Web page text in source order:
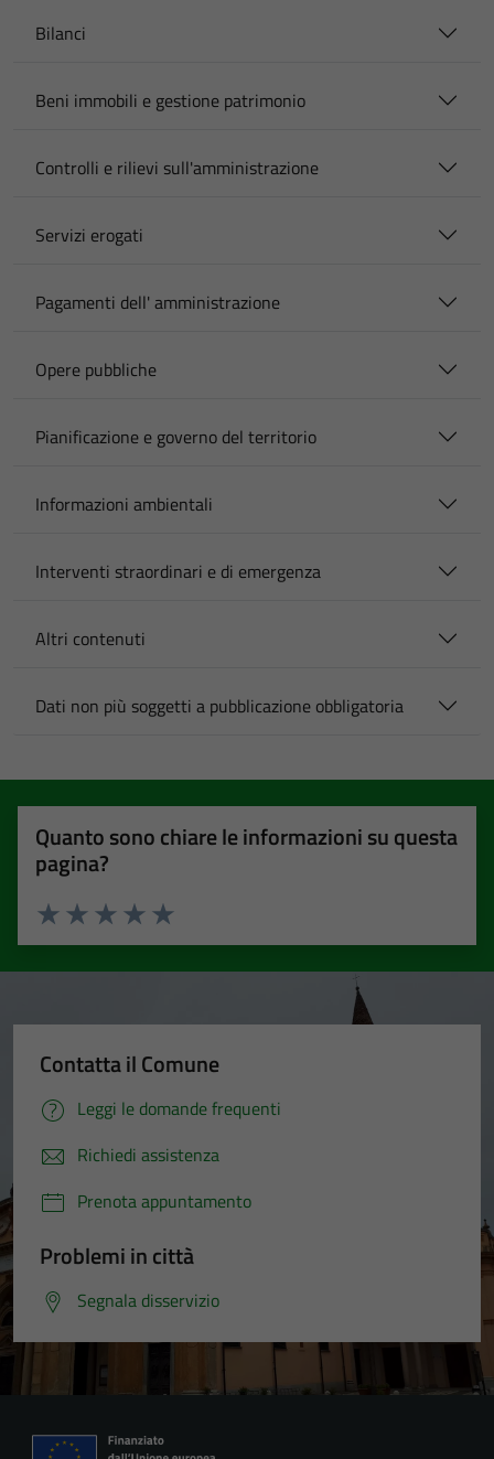
Bilanci
Beni immobili e gestione patrimonio
Controlli e rilievi sull'amministrazione
Servizi erogati
Pagamenti dell' amministrazione
Opere pubbliche
Pianificazione e governo del territorio
Informazioni ambientali
Interventi straordinari e di emergenza
Altri contenuti
Dati non più soggetti a pubblicazione obbligatoria
Quanto sono chiare le informazioni su questa
pagina?
Valuta 5 stelle su 5
Valuta 4 stelle su 5
Valuta 3 stelle su 5
Valuta 2 stelle su 5
Valuta 1 stelle su 5
Contatta il Comune
Leggi le domande frequenti
Richiedi assistenza
Prenota appuntamento
Problemi in città
Segnala disservizio